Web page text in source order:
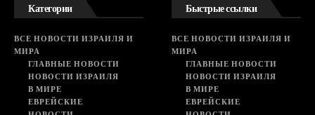
Категории
ВСЕ НОВОСТИ ИЗРАИЛЯ И
МИРА
ГЛАВНЫЕ НОВОСТИ
НОВОСТИ ИЗРАИЛЯ
В МИРЕ
ЕВРЕЙСКИЕ
Быстрые ссылки
ВСЕ НОВОСТИ ИЗРАИЛЯ И
МИРА
ГЛАВНЫЕ НОВОСТИ
НОВОСТИ ИЗРАИЛЯ
В МИРЕ
ЕВРЕЙСКИЕ